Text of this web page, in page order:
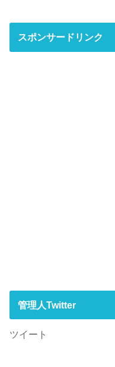
スポンサードリンク
管理人Twitter
ツイート